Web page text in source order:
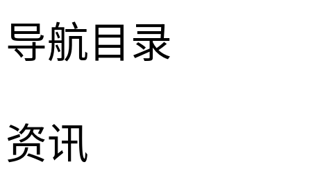
导航目录
资讯